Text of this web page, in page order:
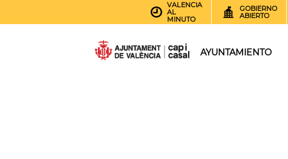
VALENCIA
AL
MINUTO
GOBIERNO
ABIERTO
AYUNTAMIENTO